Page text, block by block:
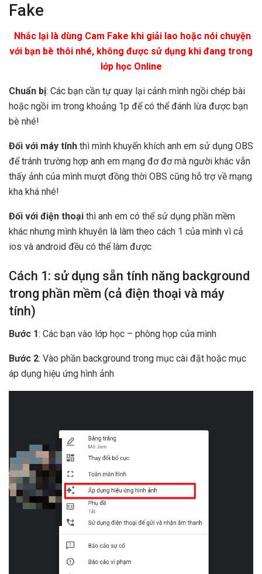
Fake
Nhắc lại là dùng Cam Fake khi giải lao hoặc nói chuyện
với bạn bè thôi nhé, không được sử dụng khi đang trong
lớp học Online
Chuẩn bị: Các bạn cần tự quay lại cảnh mình ngồi chép bài
hoặc ngồi im trong khoảng 1p để có thể đánh lừa được bạn
bè nhé!
Đối với máy tính thì mình khuyến khích anh em sử dụng OBS
để tránh trường hợp anh em mạng đơ đơ mà người khác vẫn
thấy ảnh của mình mượt đồng thời OBS cũng hỗ trợ về mạng
kha khá nhé!
Đối với điện thoại thì anh em có thể sử dụng phần mềm
khác nhưng mình khuyên là làm theo cách 1 của mình vì cả
ios và android đều có thể làm được
Cách 1: sử dụng sẵn tính năng background
trong phần mềm (cả điện thoại và máy
tính)
Bước 1: Các bạn vào lớp học – phòng họp của mình
Bước 2: Vào phần background trong mục cài đặt hoặc mục
áp dụng hiệu ứng hình ảnh